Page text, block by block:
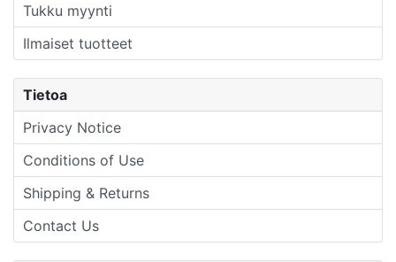
Tukku myynti
Ilmaiset tuotteet
Tietoa
Privacy Notice
Conditions of Use
Shipping & Returns
Contact Us